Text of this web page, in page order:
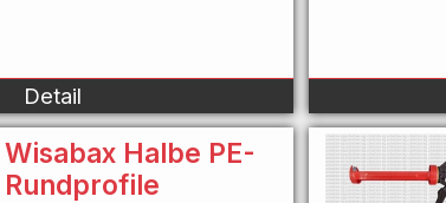
Detail
Wisabax Halbe PE-
Rundprofile